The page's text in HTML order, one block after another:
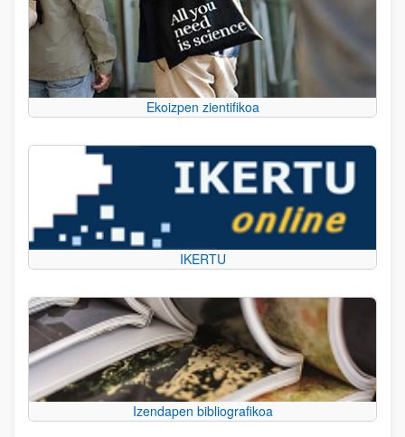
Ekoizpen zientifikoa
IKERTU
Izendapen bibliografikoa